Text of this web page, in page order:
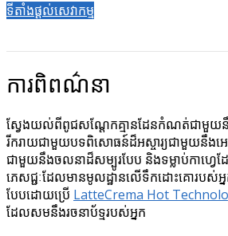
ទីតាំងផ្ដល់សេវាកម្ម
ការពិពណ៌នា
ស្វែងយល់ពីពូជសណ្តែកគ្មានដែនកំណត់ជាមួយនឹ
រីករាយជាមួយបទពិសោធន៍ដ៏អស្ចារ្យជាមួយនឹ
ជាមួយនឹងចលនាដ៏សម្បូរបែប និងទម្លាប់កាហ្វេ
ភេសជ្ជៈដែលមានមូលដ្ឋានលើទឹកដោះគោរបស់
បែបដោយប្រើ LatteCrema Hot
ដែលសមនឹងរចនាប័ទ្មរបស់អ្នក